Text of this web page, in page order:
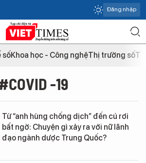
Đăng nhập
sốKhoa học - Công nghệThị trường số
-19
Từ “anh hùng chống dịch” đến cú rơi
bất ngờ: Chuyện gì xảy ra với nữ lãnh
đạo ngành dược Trung Quốc?